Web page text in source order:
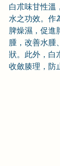
白朮味甘性溫
水之功效。作
脾燥濕，促進
腫，改善水腫
狀。此外，白
收斂腠理，防